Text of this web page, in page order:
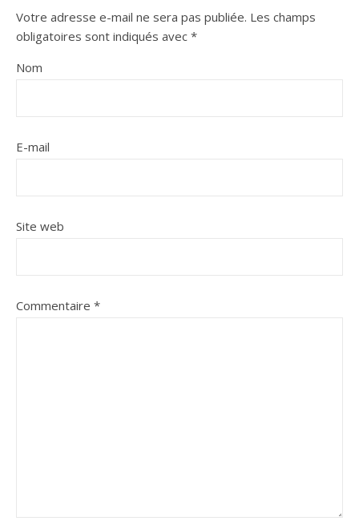
Votre adresse e-mail ne sera pas publiée. Les champs
obligatoires sont indiqués avec *
Nom
E-mail
Site web
Commentaire *